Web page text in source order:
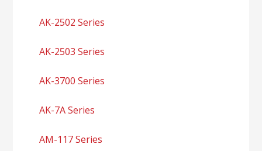
AK-2502 Series
AK-2503 Series
AK-3700 Series
AK-7A Series
AM-117 Series